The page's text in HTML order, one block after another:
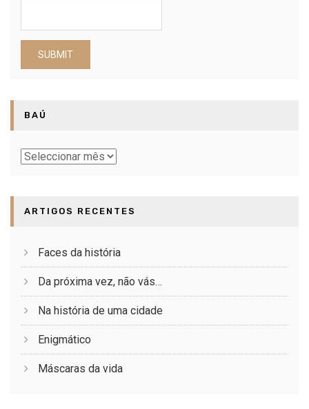
BAÚ
Baú
ARTIGOS RECENTES
Faces da história
Da próxima vez, não vás…
Na história de uma cidade
Enigmático
Máscaras da vida